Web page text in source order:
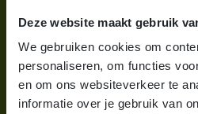
Deze website maakt gebruik
We gebruiken cookies om
personaliseren, om functies
en om ons websiteverkeer te
informatie over je gebruik van
Berekening maken
Voor ouders
Wat is gastouderopvang?